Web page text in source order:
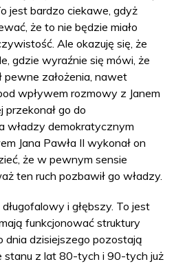
jest bardzo ciekawe, gdyż
że to nie będzie miało
Ale okazuję się, że
gdzie wyraźnie się mówi, że
pewne założenia, nawet
wpływem rozmowy z Janem
przekonał go do
władzy demokratycznym
Jana Pawła II wykonał on
że w pewnym sensie
ten ruch pozbawił go władzy.
i głębszy. To jest
funkcjonować struktury
dnia dzisiejszego pozostają
stanu z lat 80-tych i 90-tych już